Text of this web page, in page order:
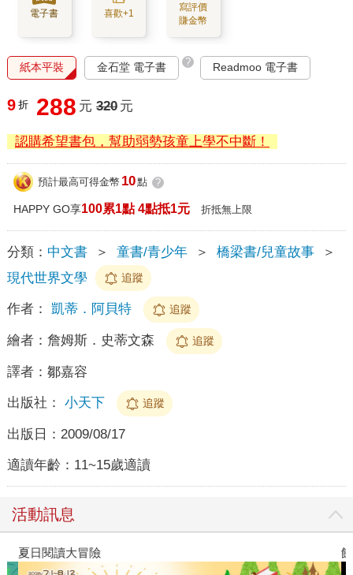
電子書 喜歡+1
寫評價
賺金幣
紙本平裝 金石堂 電子書 ? Readmoo 電子書
9 折 288 元 320 元
認購希望書包，幫助弱勢孩童上學不中斷！
預計最高可得金幣 10點 ?
HAPPY GO享100累1點 4點抵1元 折抵無上限
分類： 中文書 ＞ 童書/青少年 ＞ 橋梁書/兒童故事
＞
現代世界文學
追蹤
作者： 凱蒂．阿貝特 追蹤
繪者： 詹姆斯．史蒂文森 追蹤
譯者： 鄒嘉容
出版社： 小天下 追蹤
出版日： 2009/08/17
適讀年齡： 11~15歲適讀
活動訊息
夏日閱讀大冒險